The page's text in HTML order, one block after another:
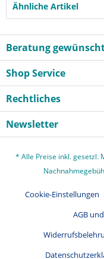
Ähnliche Artikel
Beratung
Shop Service
Rechtliches
Newsletter
* Alle Preise inkl. gesetzl.
Cookie-Einstellungen
AGB